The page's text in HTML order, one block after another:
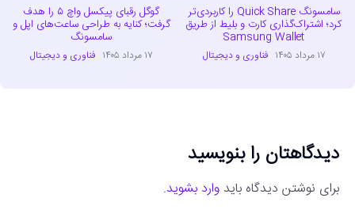
سامسونگ Quick Share را کاربردی‌تر
کرد؛ اشتراک‌گذاری کارت و بلیط از طریق
Samsung Wallet
۱۷ مرداد ۱۴۰۵ فناوری و دیجیتال
گوگل رقبای پیکسل واچ ۵ را هدف
گرفت؛ کنایه به طراحی ساعت‌های اپل و
سامسونگ
۱۷ مرداد ۱۴۰۵ فناوری و دیجیتال
دیدگاهتان را بنویسید
برای نوشتن دیدگاه باید وارد بشوید.